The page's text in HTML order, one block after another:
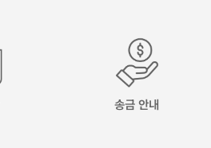
송금 안내